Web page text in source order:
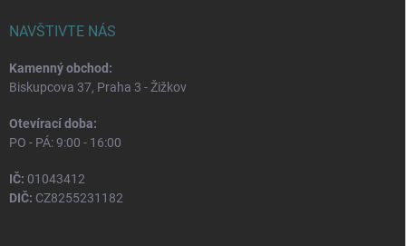
NAVŠTIVTE NÁS
Kamenný obchod:
Biskupcova 37, Praha 3 - Žižkov
Otevírací doba:
PO - PÁ: 9:00 - 16:00
IČ: 01043412
DIČ: CZ8255231182